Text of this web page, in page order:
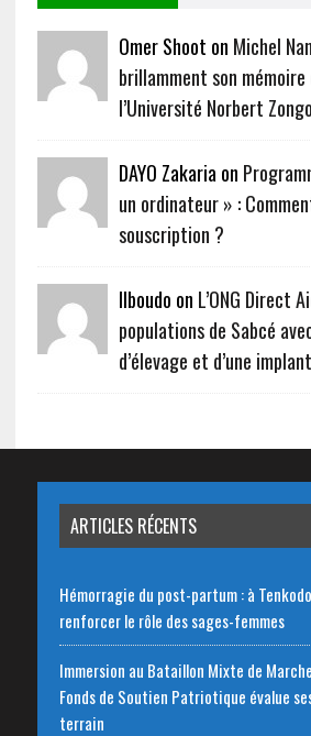
Omer Shoot on Michel
brillamment son
l’Université Norbert Zongo
DAYO Zakaria on
un ordinateur » :
souscription ?
Ilboudo on L’ONG Direct
populations de Sabcé
d’élevage et d’une
ARTICLES RÉCENTS
Hémorragie du post-partum : à
renforcer le rôle des sages-femmes
Immersion au Bataillon Mixte de
Fonds de Soutien Patriotique évalue
terrain